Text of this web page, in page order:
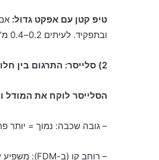
טיפ קטן עם אפקט גדול:
ובתפקיד. לעיתים 0.2–0.4 מ”מ זה עולם ומלואו.
2) סלייסר: התרגום בין חלום למכונה
הסלייסר לוקח את המודל
– גובה שכבה: נמוך = יותר
– רוחב קו (ב-FDM): משפיע על חוזק, דיוק, ומראה